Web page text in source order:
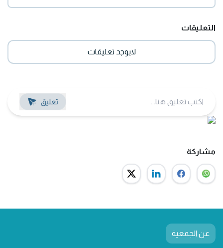
التعليقات
لايوجد تعليقات
مشاركة
عن الجمعية